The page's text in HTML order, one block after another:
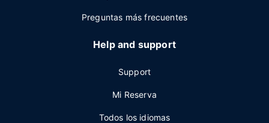
Preguntas más frecuentes
Help and support
Support
Mi Reserva
Todos los idiomas